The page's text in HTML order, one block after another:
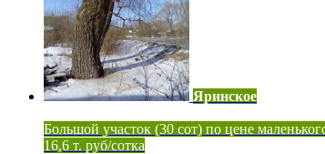
Яринское
Большой участок (30 сот) по цене
16,6 т. руб/сотка